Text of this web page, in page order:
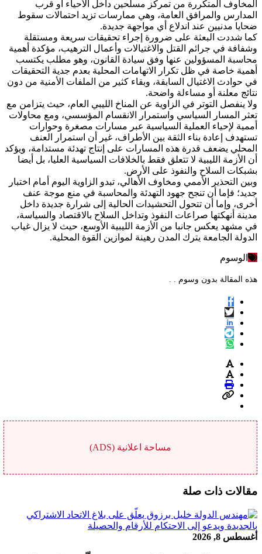
المخاوف المتكررة من تمركز مسلحين داخل الأحياء أو قرب
المدارس والمرافق العامة، وهي ممارسات تزيد احتمالات سقوط
ضحايا مدنيين عند اندلاع أي مواجهة جديدة.
كما شددت البعثة على ضرورة إجراء تحقيقات سريعة ومستقلة
وشفافة في جرائم القتل والاغتيالات وأعمال الترهيب، مؤكدة أهمية
محاسبة المسؤولين عنها وفق سيادة القانون، وهو مطلب يكتسب
أهمية خاصة في ظل تكرار الاتهامات المحلية بعدم جدية التحقيقات
في حوادث الاغتيال السابقة، وبقاء كثير من الملفات الأمنية من دون
نتائج معلنة أو مساءلة واضحة.
ولا ينفصل التوتر في الزاوية عن المناخ الليبي العام، حيث يتزامن مع
تعثر المسار السياسي واستمرار الانقسام المؤسسي، ومع محاولات
أممية لإحياء العملية السياسية عبر مسارات مصغرة وحوارات
تستهدف إعادة بناء الثقة بين الأطراف، غير أن استمرار العنف
المحلي يضعف قدرة هذه المسارات على إنتاج تهدئة مستدامة، ويؤكد
أن الأزمة الليبية لا تتعلق فقط بالخلافات السياسية العليا، بل أيضا
بشبكات السلاح والنفوذ على الأرض.
وبين التحذير الأممي ومخاوف الأهالي، تبدو الزاوية اليوم أمام اختبار
جديد؛ فإما أن تنجح جهود التهدئة والمحاسبة في منع موجة عنف
أخرى، وإما أن تتحول التحشيدات الحالية إلى شرارة جديدة داخل
مدينة أنهكتها صراعات النفوذ وتداخل السلاح بالاقتصاد والسياسة،
في مشهد يعكس جانبا من الأزمة الليبية الأوسع، حيث لا يزال غياب
الدولة الجامعة يترك المدن رهينة لموازين القوة المحلية.
الوسوم
هذه المقالة بدون وسوم . .
مساحة اعلانية (ADS)
مقالات ذات صلة
أغسطس 8, 2026